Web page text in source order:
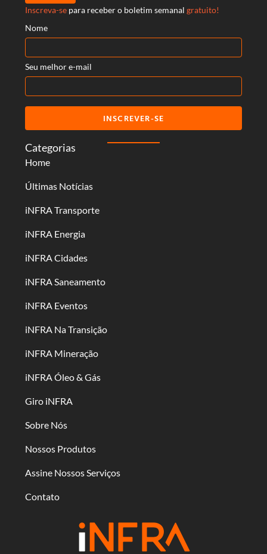
Categorias
Home
Últimas Notícias
iNFRA Transporte
iNFRA Energia
iNFRA Cidades
iNFRA Saneamento
iNFRA Eventos
iNFRA Na Transição
iNFRA Mineração
iNFRA Óleo & Gás
Giro iNFRA
Sobre Nós
Nossos Produtos
Assine Nossos Serviços
Contato
Inscreva-se para receber o boletim semanal gratuito!
Nome
Seu melhor e-mail
INSCREVER-SE